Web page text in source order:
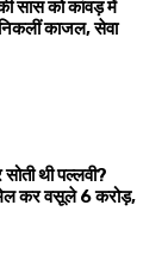
सास को कांवड़ में
निकलीं काजल, सेवा
थी पल्लवी?
कर वसूले ₹6 करोड़,